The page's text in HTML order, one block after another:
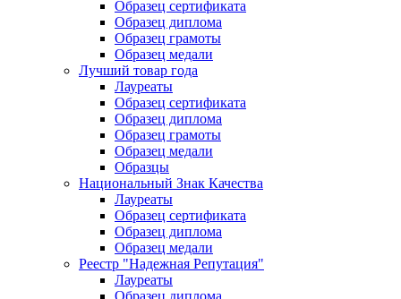
Образец сертификата
Образец диплома
Образец грамоты
Образец медали
Лучший товар года
Лауреаты
Образец сертификата
Образец диплома
Образец грамоты
Образец медали
Образцы
Национальный Знак Качества
Лауреаты
Образец сертификата
Образец диплома
Образец медали
Реестр "Надежная Репутация"
Лауреаты
Образец диплома